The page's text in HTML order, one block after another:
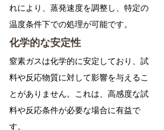
れにより、蒸発速度を調整し、特定の
温度条件下での処理が可能です。
化学的な安定性
窒素ガスは化学的に安定しており、試
料や反応物質に対して影響を与えるこ
とがありません。これは、高感度な試
料や反応条件が必要な場合に有益で
す。